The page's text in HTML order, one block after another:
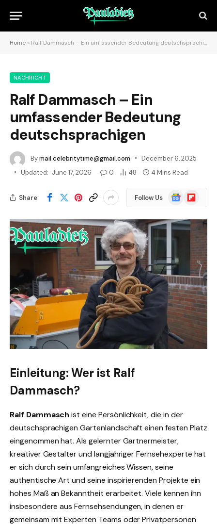
Home » Ralf Dammasch – Ein umfassender Bedeutung deutschsprachigen
NACHRICHT
Ralf Dammasch – Ein
umfassender Bedeutung
deutschsprachigen
Bymail.celebritytime@gmail.com
December 6, 2025
Updated: June 17, 2026 0 48 4 Mins Read
Share Follow Us
Google
News
Flipboard
Einleitung: Wer ist Ralf
Dammasch?
Ralf Dammasch ist eine Persönlichkeit, die in der
deutschsprachigen Gartenlandschaft einen festen Platz
eingenommen hat. Als gelernter Gärtnermeister,
kreativer Gestalter und langjähriger Fernsehexperte hat
er sich durch sein umfangreiches Wissen, seine
authentische Art und seine inspirierenden Projekte ein
hohes Maß an Bekanntheit erarbeitet. Viele kennen ihn
insbesondere aus Fernsehsendungen, in denen er
gemeinsam mit Experten Teams oder Privatpersonen